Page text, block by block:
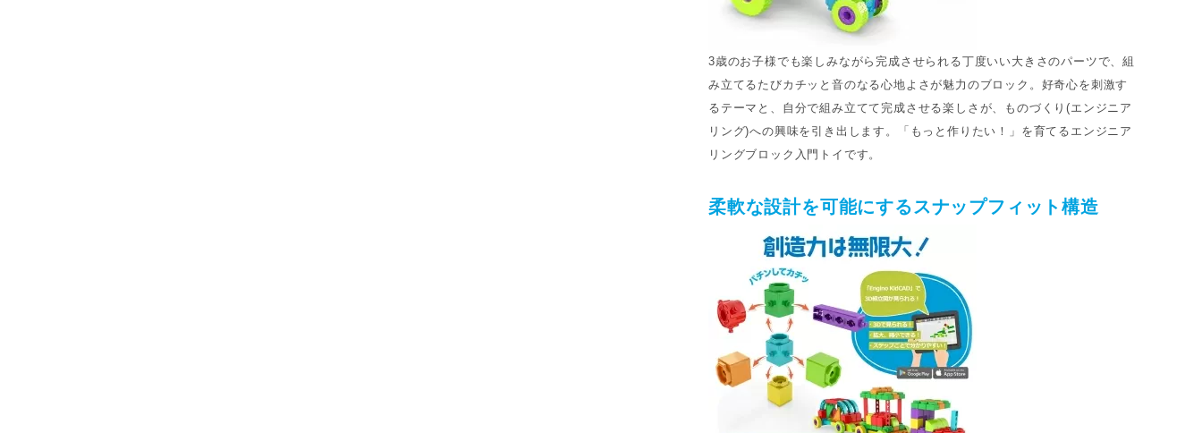
3歳のお子様でも楽しみながら完成させられる丁度いい大きさのパーツで、組
み立てるたびカチッと音のなる心地よさが魅力のブロック。好奇心を刺激す
るテーマと、自分で組み立てて完成させる楽しさが、ものづくり(エンジニア
リング)への興味を引き出します。「もっと作りたい！」を育てるエンジニア
リングブロック入門トイです。
柔軟な設計を可能にするスナップフィット構造